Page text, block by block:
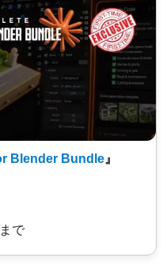
Blender Bundle 』
で